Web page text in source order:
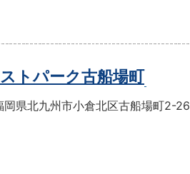
ストパーク古船場町
岡県北九州市小倉北区古船場町2-26